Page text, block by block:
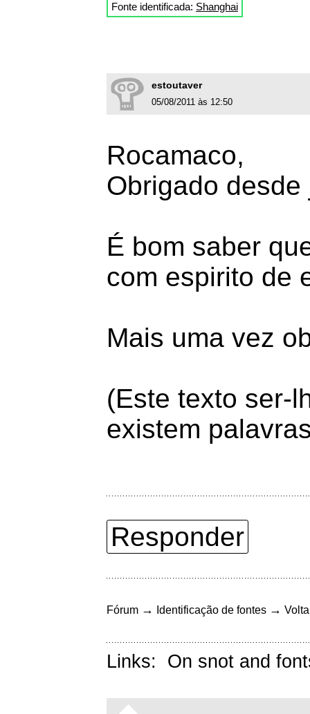
Fonte identificada: Shanghai
estoutaver
05/08/2011 às 12:50
Rocamaco,
Obrigado
É bom saber
com espirito de
Mais uma vez
(Este texto ser-
existem
Responder
Fórum → Identificação de fontes →
Links: On snot and